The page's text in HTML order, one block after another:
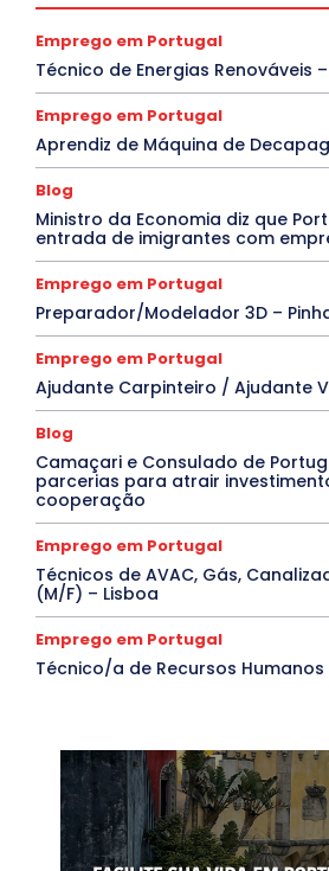
Emprego em Portugal
Técnico de Energias Renováveis
Emprego em Portugal
Aprendiz de Máquina de
Blog
Ministro da Economia diz que
entrada de imigrantes com
Emprego em Portugal
Preparador/Modelador 3D –
Emprego em Portugal
Ajudante Carpinteiro / Ajudante
Blog
Camaçari e Consulado de
parcerias para atrair
cooperação
Emprego em Portugal
Técnicos de AVAC, Gás,
(M/F) – Lisboa
Emprego em Portugal
Técnico/a de Recursos Humanos